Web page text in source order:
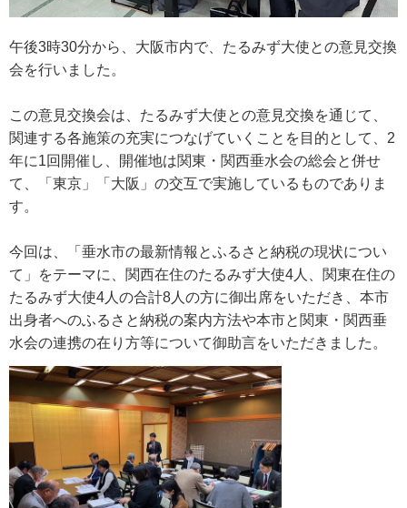
午後3時30分から、大阪市内で、たるみず大使との意見交換
会を行いました。
この意見交換会は、たるみず大使との意見交換を通じて、
関連する各施策の充実につなげていくことを目的として、2
年に1回開催し、開催地は関東・関西垂水会の総会と併せ
て、「東京」「大阪」の交互で実施しているものでありま
す。
今回は、「垂水市の最新情報とふるさと納税の現状につい
て」をテーマに、関西在住のたるみず大使4人、関東在住の
たるみず大使4人の合計8人の方に御出席をいただき、本市
出身者へのふるさと納税の案内方法や本市と関東・関西垂
水会の連携の在り方等について御助言をいただきました。